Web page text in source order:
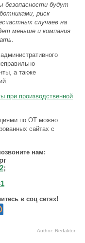
безопасности будут
риск
случаев на
меньше и компания
а также
при производственной
по ОТ можно
сайтах с
нам:
;
в соц сетях!
Author: Redaktor